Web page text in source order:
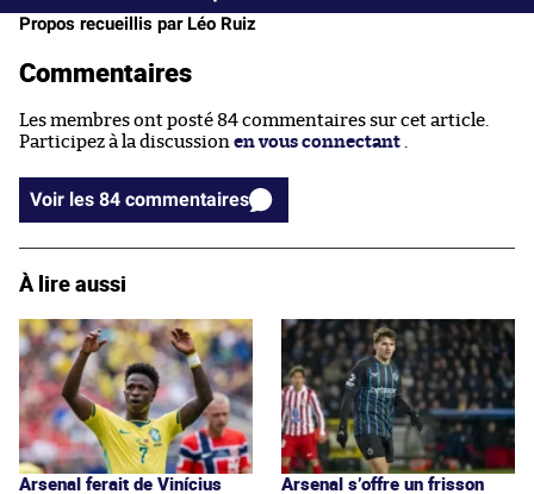
Propos recueillis par Léo Ruiz
Commentaires
Les membres ont posté 84 commentaires sur cet article.
Participez à la discussion en vous connectant
Voir les 84 commentaires
À lire aussi
Arsenal ferait de Vinícius
Arsenal s’offre un frisson